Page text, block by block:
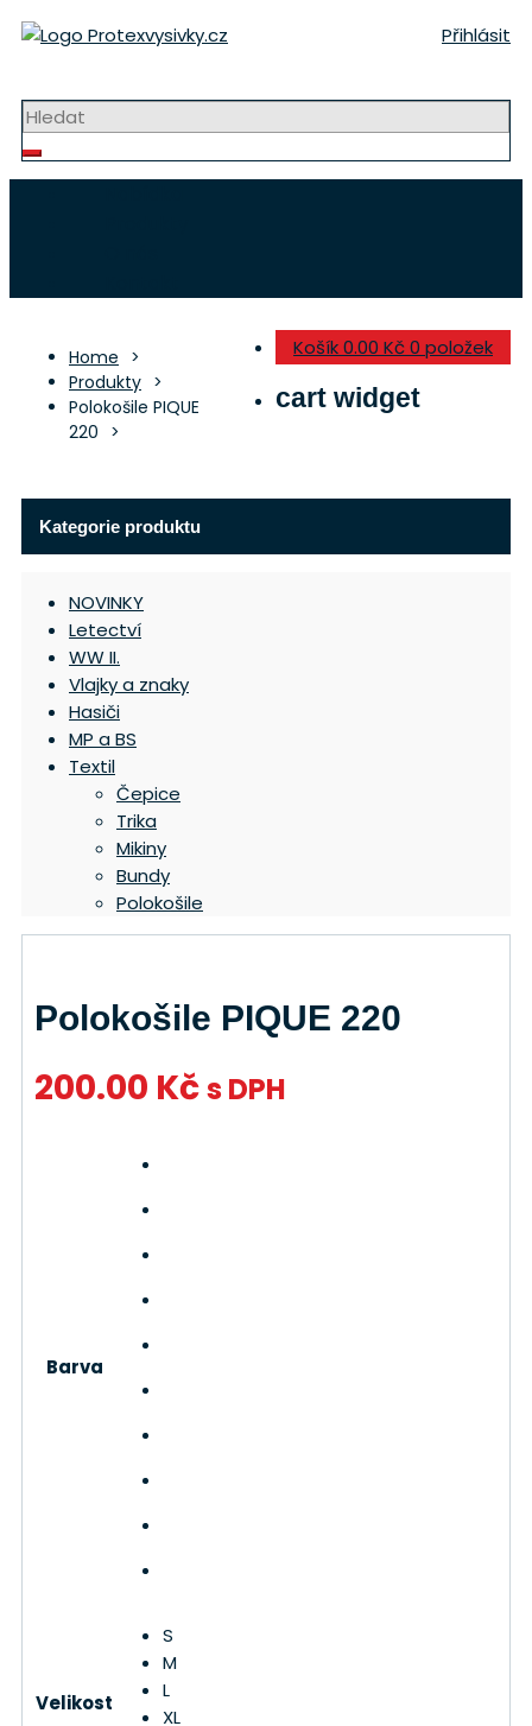
Přeskočit
Přihlásit
Košík0.00 Kč0 položek
cart widget
Home
Produkty
Polokošile PIQUE
220
Polokošile PIQUE 220
200.00 Kčs DPH
Barva
Velikost
S
M
L
XL
Kategorie produktu
NOVINKY
Letectví
WW II.
Vlajky a znaky
Hasiči
MP a BS
Textil
Čepice
Trika
Mikiny
Bundy
Polokošile